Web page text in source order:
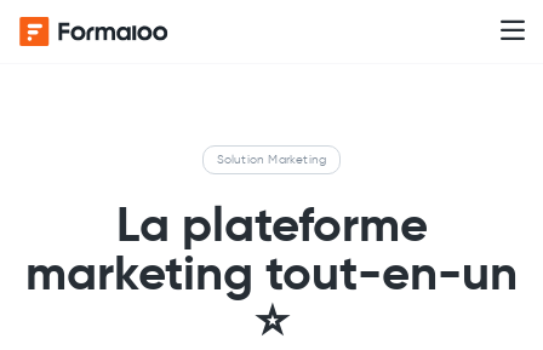
Solution Marketing
La plateforme
marketing tout-en-un
⭐️